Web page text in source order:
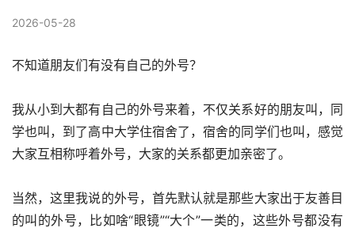
2026-05-28
不知道朋友们有没有自己的外号？
我从小到大都有自己的外号来着，不仅关系好的朋友叫，同
学也叫，到了高中大学住宿舍了，宿舍的同学们也叫，感觉
大家互相称呼着外号，大家的关系都更加亲密了。
当然，这里我说的外号，首先默认就是那些大家出于友善目
的叫的外号，比如啥“眼镜”“大个”一类的，这些外号都没有